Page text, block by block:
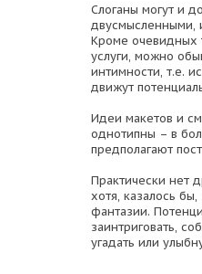
Слоганы могут и
Кроме очевидных
услуги, можно
интимности, т.е.
движут
Идеи макетов и
однотипны – в
предполагают
Практически нет
хотя, казалось
фантазии.
заинтриговать,
угадать или